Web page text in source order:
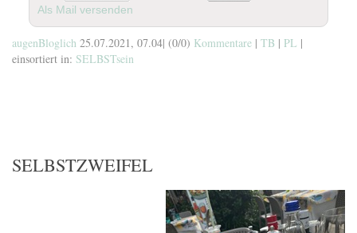
Als Mail versenden
augenBloglich 25.07.2021, 07.04| (0/0) Kommentare | TB | PL |
einsortiert in: SELBSTsein
SELBSTZWEIFEL